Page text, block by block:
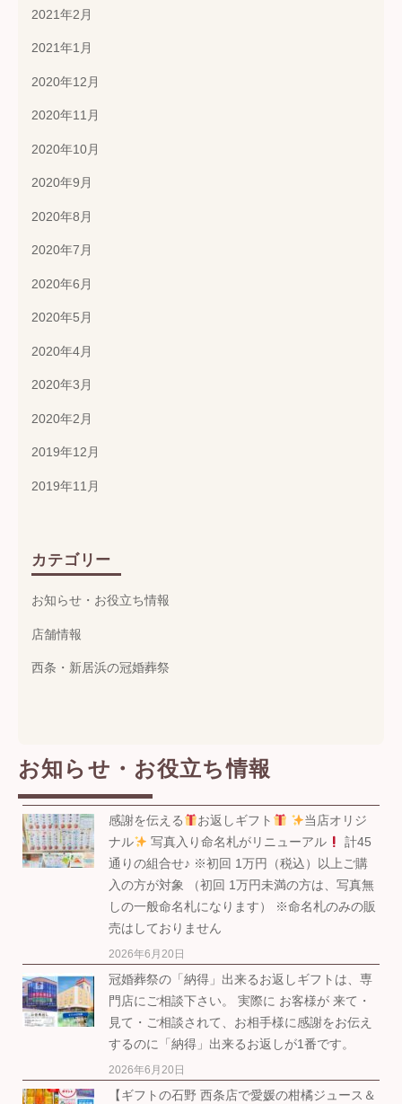
2021年2月
2021年1月
2020年12月
2020年11月
2020年10月
2020年9月
2020年8月
2020年7月
2020年6月
2020年5月
2020年4月
2020年3月
2020年2月
2019年12月
2019年11月
カテゴリー
お知らせ・お役立ち情報
店舗情報
西条・新居浜の冠婚葬祭
お知らせ・お役立ち情報
感謝を伝える お返しギフト
当店オリジ
ナル
写真入り命名札がリニューアル
計45
通りの組合せ♪ ※初回 1万円（税込）以上ご購
入の方が対象 （初回 1万円未満の方は、写真無
しの一般命名札になります） ※命名札のみの販
売はしておりません
2026年6月20日
冠婚葬祭の「納得」出来るお返しギフトは、専
門店にご相談下さい。 実際に お客様が 来て・
見て・ご相談されて、お相手様に感謝をお伝え
するのに「納得」出来るお返しが1番です。
2026年6月20日
【ギフトの石野 西条店で愛媛の柑橘ジュース＆